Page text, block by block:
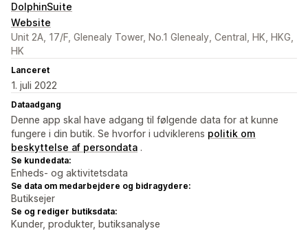
DolphinSuite
Website
Unit 2A, 17/F, Glenealy Tower, No.1 Glenealy, Central, HK, HKG,
HK
Lanceret
1. juli 2022
Dataadgang
Denne app skal have adgang til følgende data for at kunne
fungere i din butik. Se hvorfor i udviklerens politik om
beskyttelse af persondata .
Se kundedata:
Enheds- og aktivitetsdata
Se data om medarbejdere og bidragydere:
Butiksejer
Se og rediger butiksdata:
Kunder, produkter, butiksanalyse